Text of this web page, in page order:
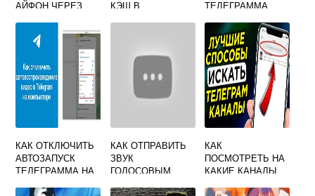
АЙФОН ЧЕРЕЗ
КЭШ В
ТЕЛЕГРАММА
КАК ОТКЛЮЧИТЬ
АВТОЗАПУСК
ТЕЛЕГРАММА НА
КАК ОТПРАВИТЬ
ЗВУК
ГОЛОСОВЫМ
КАК
ПОСМОТРЕТЬ НА
КАКИЕ КАНАЛЫ